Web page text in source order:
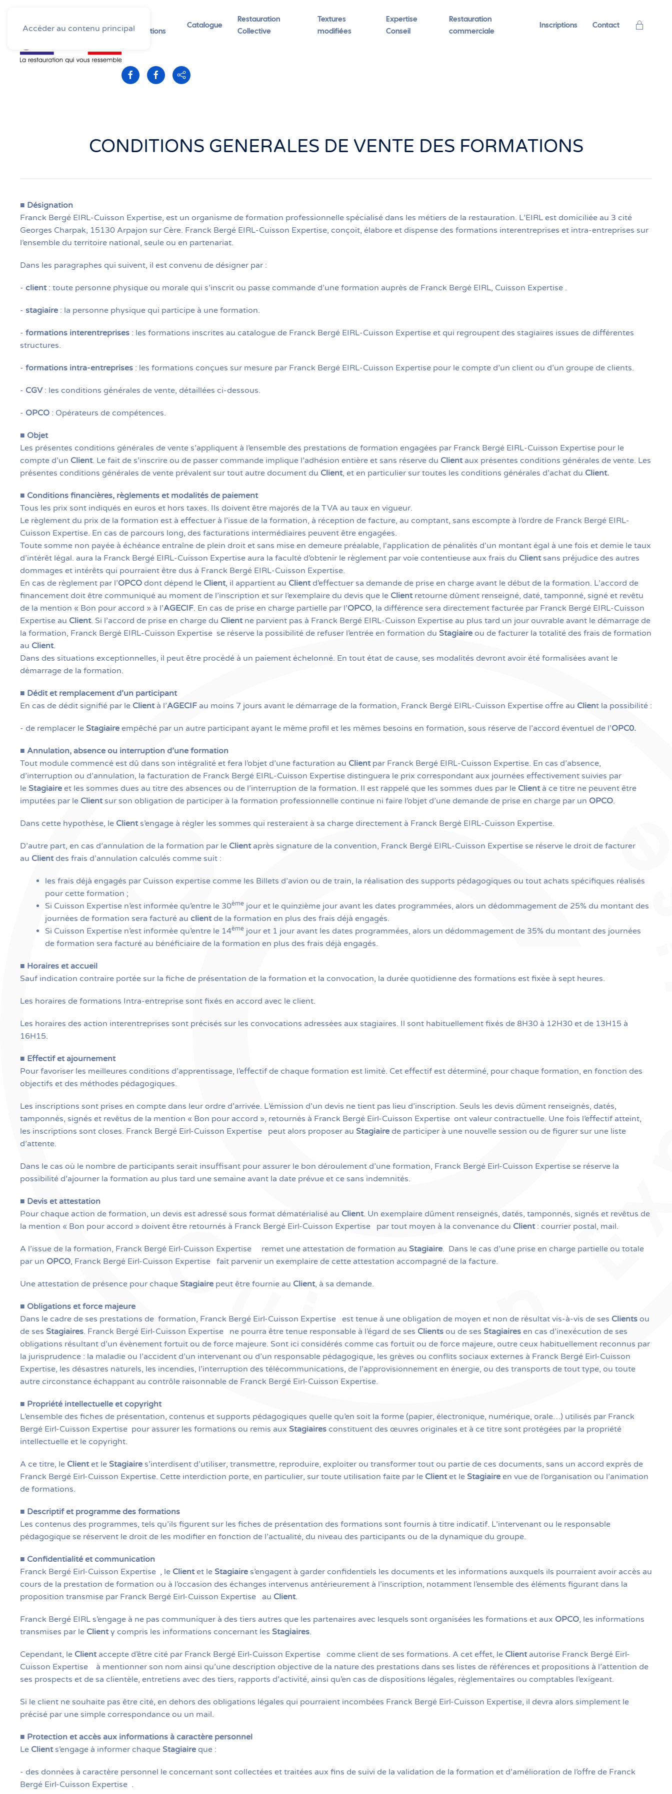
Accéder au contenu principalformations
Catalogue
Restauration
Collective
Textures
modifiées
Expertise
Conseil
Restauration
commerciale
Inscriptions Contact
CONDITIONS GENERALES DE VENTE DES FORMATIONS
■ Désignation
Franck Bergé EIRL-Cuisson Expertise, est un organisme de formation professionnelle spécialisé dans les métiers de la restauration. L’EIRL est domiciliée au 3 cité
Georges Charpak, 15130 Arpajon sur Cère. Franck Bergé EIRL-Cuisson Expertise, conçoit, élabore et dispense des formations interentreprises et intra-entreprises sur
l’ensemble du territoire national, seule ou en partenariat.
Dans les paragraphes qui suivent, il est convenu de désigner par :
- client : toute personne physique ou morale qui s’inscrit ou passe commande d’une formation auprès de Franck Bergé EIRL, Cuisson Expertise .
- stagiaire : la personne physique qui participe à une formation.
- formations interentreprises : les formations inscrites au catalogue de Franck Bergé EIRL-Cuisson Expertise et qui regroupent des stagiaires issues de différentes
structures.
- formations intra-entreprises : les formations conçues sur mesure par Franck Bergé EIRL-Cuisson Expertise pour le compte d’un client ou d’un groupe de clients.
- CGV : les conditions générales de vente, détaillées ci-dessous.
- OPCO : Opérateurs de compétences.
■ Objet
Les présentes conditions générales de vente s’appliquent à l’ensemble des prestations de formation engagées par Franck Bergé EIRL-Cuisson Expertise pour le
compte d’un Client. Le fait de s’inscrire ou de passer commande implique l’adhésion entière et sans réserve du Clientaux présentes conditions générales de vente. Les
présentes conditions générales de vente prévalent sur tout autre document du Client, et en particulier sur toutes les conditions générales d’achat du Client.
■ Conditions financières, règlements et modalités de paiement
Tous les prix sont indiqués en euros et hors taxes. Ils doivent être majorés de la TVA au taux en vigueur.
Le règlement du prix de la formation est à effectuer à l’issue de la formation, à réception de facture, au comptant, sans escompte à l’ordre de Franck Bergé EIRL-
Cuisson Expertise. En cas de parcours long, des facturations intermédiaires peuvent être engagées.
Toute somme non payée à échéance entraîne de plein droit et sans mise en demeure préalable, l'application de pénalités d'un montant égal à une fois et demie le taux
d’intérêt légal. aura la Franck Bergé EIRL-Cuisson Expertise aura la faculté d’obtenir le règlement par voie contentieuse aux frais du Clientsans préjudice des autres
dommages et intérêts qui pourraient être dus à Franck Bergé EIRL-Cuisson Expertise.
En cas de règlement par l’OPCO dont dépend le Client, il appartient au Clientd’effectuer sa demande de prise en charge avant le début de la formation. L’accord de
financement doit être communiqué au moment de l’inscription et sur l’exemplaire du devis que le Clientretourne dûment renseigné, daté, tamponné, signé et revêtu
de la mention « Bon pour accord » à l’AGECIF. En cas de prise en charge partielle par l’OPCO, la différence sera directement facturée par Franck Bergé EIRL-Cuisson
Expertise au Client. Si l’accord de prise en charge du Client ne parvient pas à Franck Bergé EIRL-Cuisson Expertise au plus tard un jour ouvrable avant le démarrage de
la formation, Franck Bergé EIRL-Cuisson Expertise se réserve la possibilité de refuser l’entrée en formation du Stagiaire ou de facturer la totalité des frais de formation
au Client.
Dans des situations exceptionnelles, il peut être procédé à un paiement échelonné. En tout état de cause, ses modalités devront avoir été formalisées avant le
démarrage de la formation.
■ Dédit et remplacement d’un participant
En cas de dédit signifié par le Clientà l’AGECIF au moins 7 jours avant le démarrage de la formation, Franck Bergé EIRL-Cuisson Expertise offre au Client la possibilité :
- de remplacer le Stagiaire empêché par un autre participant ayant le même profil et les mêmes besoins en formation, sous réserve de l’accord éventuel de l’OPC0.
■ Annulation, absence ou interruption d’une formation
Tout module commencé est dû dans son intégralité et fera l’objet d’une facturation au Client par Franck Bergé EIRL-Cuisson Expertise. En cas d’absence,
d’interruption ou d’annulation, la facturation de Franck Bergé EIRL-Cuisson Expertise distinguera le prix correspondant aux journées effectivement suivies par
le Stagiaire et les sommes dues au titre des absences ou de l’interruption de la formation. Il est rappelé que les sommes dues par le Clientà ce titre ne peuvent être
imputées par le Clientsur son obligation de participer à la formation professionnelle continue ni faire l’objet d’une demande de prise en charge par un OPCO.
Dans cette hypothèse, le Clients’engage à régler les sommes qui resteraient à sa charge directement à Franck Bergé EIRL-Cuisson Expertise.
D’autre part, en cas d’annulation de la formation par le Clientaprès signature de la convention, Franck Bergé EIRL-Cuisson Expertise se réserve le droit de facturer
au Clientdes frais d’annulation calculés comme suit :
les frais déjà engagés par Cuisson expertise comme les Billets d’avion ou de train, la réalisation des supports pédagogiques ou tout achats spécifiques réalisés
pour cette formation ;
Si Cuisson Expertise n’est informée qu’entre le 30ème jour et le quinzième jour avant les dates programmées, alors un dédommagement de 25% du montant des
journées de formation sera facturé au clientde la formation en plus des frais déjà engagés.
Si Cuisson Expertise n’est informée qu’entre le 14ème jour et 1 jour avant les dates programmées, alors un dédommagement de 35% du montant des journées
de formation sera facturé au bénéficiaire de la formation en plus des frais déjà engagés.
■ Horaires et accueil
Sauf indication contraire portée sur la fiche de présentation de la formation et la convocation, la durée quotidienne des formations est fixée à sept heures.
Les horaires de formations Intra-entreprise sont fixés en accord avec le client.
Les horaires des action interentreprises sont précisés sur les convocations adressées aux stagiaires. Il sont habituellement fixés de 8H30 à 12H30 et de 13H15 à
16H15.
■ Effectif et ajournement
Pour favoriser les meilleures conditions d’apprentissage, l’effectif de chaque formation est limité. Cet effectif est déterminé, pour chaque formation, en fonction des
objectifs et des méthodes pédagogiques.
Les inscriptions sont prises en compte dans leur ordre d’arrivée. L’émission d’un devis ne tient pas lieu d’inscription. Seuls les devis dûment renseignés, datés,
tamponnés, signés et revêtus de la mention « Bon pour accord », retournés à Franck Bergé Eirl-Cuisson Expertise ont valeur contractuelle. Une fois l’effectif atteint,
les inscriptions sont closes. Franck Bergé Eirl-Cuisson Expertise
peut alors proposer au Stagiaire de participer à une nouvelle session ou de figurer sur une liste
d’attente.
Dans le cas où le nombre de participants serait insuffisant pour assurer le bon déroulement d’une formation, Franck Bergé Eirl-Cuisson Expertise se réserve la
possibilité d’ajourner la formation au plus tard une semaine avant la date prévue et ce sans indemnités.
■ Devis et attestation
Pour chaque action de formation, un devis est adressé sous format dématérialisé au Client. Un exemplaire dûment renseignés, datés, tamponnés, signés et revêtus de
la mention « Bon pour accord » doivent être retournés à Franck Bergé Eirl-Cuisson Expertise
par tout moyen à la convenance du Client: courrier postal, mail.
A l’issue de la formation, Franck Bergé Eirl-Cuisson Expertise remet une attestation de formation au Stagiaire. Dans le cas d’une prise en charge partielle ou totale
par un OPCO, Franck Bergé Eirl-Cuisson Expertise fait parvenir un exemplaire de cette attestation accompagné de la facture.
Une attestation de présence pour chaque Stagiaire peut être fournie au Client, à sa demande.
■ Obligations et force majeure
Dans le cadre de ses prestations de formation, Franck Bergé Eirl-Cuisson Expertise est tenue à une obligation de moyen et non de résultat vis-à-vis de ses Clients ou
de ses Stagiaires. Franck Bergé Eirl-Cuisson Expertise ne pourra être tenue responsable à l’égard de ses Clients ou de ses Stagiaires en cas d’inexécution de ses
obligations résultant d’un évènement fortuit ou de force majeure. Sont ici considérés comme cas fortuit ou de force majeure, outre ceux habituellement reconnus par
la jurisprudence : la maladie ou l’accident d’un intervenant ou d’un responsable pédagogique, les grèves ou conflits sociaux externes à Franck Bergé Eirl-Cuisson
Expertise, les désastres naturels, les incendies, l’interruption des télécommunications, de l’approvisionnement en énergie, ou des transports de tout type, ou toute
autre circonstance échappant au contrôle raisonnable de Franck Bergé Eirl-Cuisson Expertise.
■ Propriété intellectuelle et copyright
L’ensemble des fiches de présentation, contenus et supports pédagogiques quelle qu’en soit la forme (papier, électronique, numérique, orale…) utilisés par Franck
Bergé Eirl-Cuisson Expertise pour assurer les formations ou remis aux Stagiaires constituent des œuvres originales et à ce titre sont protégées par la propriété
intellectuelle et le copyright.
A ce titre, le Clientet le Stagiaire s’interdisent d’utiliser, transmettre, reproduire, exploiter ou transformer tout ou partie de ces documents, sans un accord exprès de
Franck Bergé Eirl-Cuisson Expertise. Cette interdiction porte, en particulier, sur toute utilisation faite par le Clientet le Stagiaire en vue de l’organisation ou l’animation
de formations.
■ Descriptif et programme des formations
Les contenus des programmes, tels qu’ils figurent sur les fiches de présentation des formations sont fournis à titre indicatif. L’intervenant ou le responsable
pédagogique se réservent le droit de les modifier en fonction de l’actualité, du niveau des participants ou de la dynamique du groupe.
■ Confidentialité et communication
Franck Bergé Eirl-Cuisson Expertise , le Clientet le Stagiaire s’engagent à garder confidentiels les documents et les informations auxquels ils pourraient avoir accès au
cours de la prestation de formation ou à l’occasion des échanges intervenus antérieurement à l’inscription, notamment l’ensemble des éléments figurant dans la
proposition transmise par Franck Bergé Eirl-Cuisson Expertise au Client.
Franck Bergé EIRL s’engage à ne pas communiquer à des tiers autres que les partenaires avec lesquels sont organisées les formations et aux OPCO, les informations
transmises par le Clienty compris les informations concernant les Stagiaires.
Cependant, le Clientaccepte d’être cité par Franck Bergé Eirl-Cuisson Expertise comme client de ses formations. A cet effet, le Clientautorise Franck Bergé Eirl-
Cuisson Expertise
à mentionner son nom ainsi qu’une description objective de la nature des prestations dans ses listes de références et propositions à l’attention de
ses prospects et de sa clientèle, entretiens avec des tiers, rapports d’activité, ainsi qu’en cas de dispositions légales, réglementaires ou comptables l’exigeant.
Si le client ne souhaite pas être cité, en dehors des obligations légales qui pourraient incombées Franck Bergé Eirl-Cuisson Expertise, il devra alors simplement le
précisé par une simple correspondance ou un mail.
■ Protection et accès aux informations à caractère personnel
Le Clients’engage à informer chaque Stagiaire que :
- des données à caractère personnel le concernant sont collectées et traitées aux fins de suivi de la validation de la formation et d’amélioration de l’offre de Franck
Bergé Eirl-Cuisson Expertise .